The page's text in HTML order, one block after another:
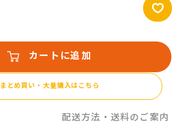
カートに追加
まとめ買い・大量購入はこちら
配送方法・送料のご案内